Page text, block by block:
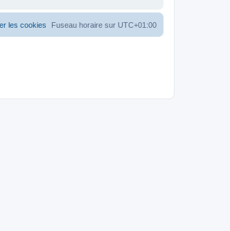
Fuseau horaire sur UTC+01:00
les cookies